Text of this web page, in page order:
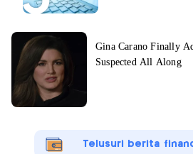
Telusuri berita